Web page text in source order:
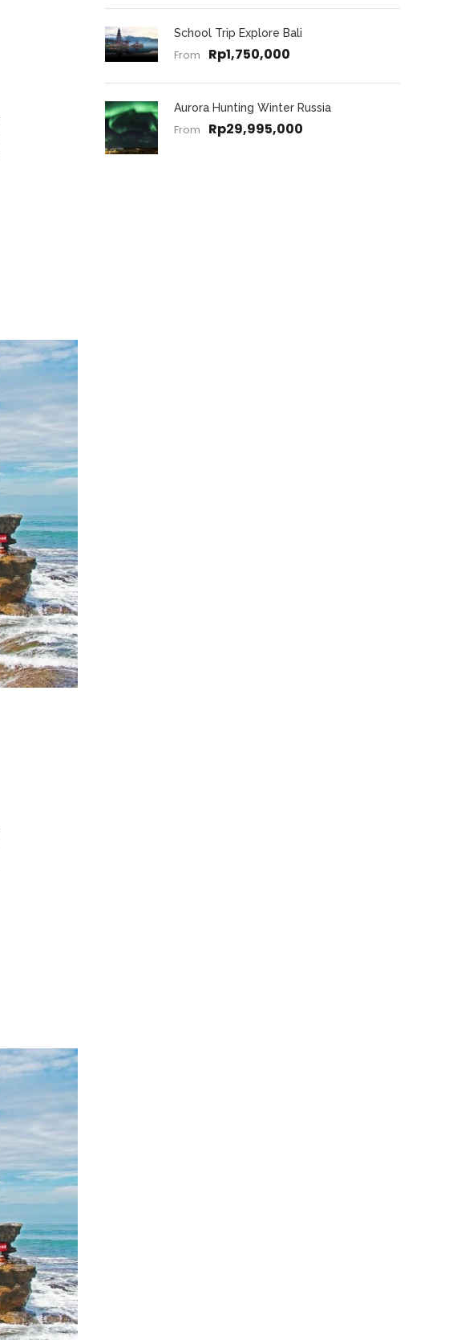
School Trip Explore Bali
From Rp1,750,000
Aurora Hunting Winter Russia
From Rp29,995,000